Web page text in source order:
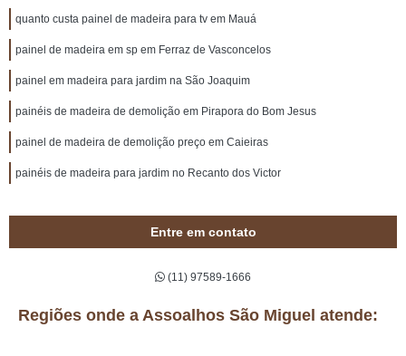
quanto custa painel de madeira para tv em Mauá
painel de madeira em sp em Ferraz de Vasconcelos
painel em madeira para jardim na São Joaquim
painéis de madeira de demolição em Pirapora do Bom Jesus
painel de madeira de demolição preço em Caieiras
painéis de madeira para jardim no Recanto dos Victor
Entre em contato
(11) 97589-1666
Regiões onde a Assoalhos São Miguel atende: